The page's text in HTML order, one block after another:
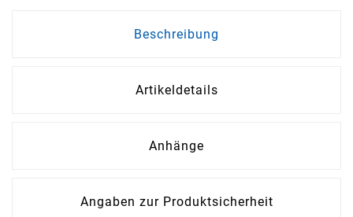
Beschreibung
Artikeldetails
Anhänge
Angaben zur Produktsicherheit